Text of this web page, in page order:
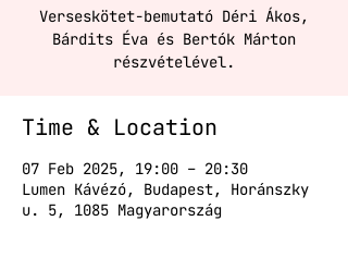
Verseskötet-bemutató Déri Ákos,
Bárdits Éva és Bertók Márton
részvételével.
Time & Location
07 Feb 2025, 19:00 – 20:30
Lumen Kávézó, Budapest, Horánszky
u. 5, 1085 Magyarország